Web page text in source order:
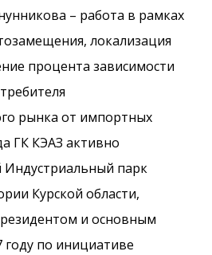
– работа в рамках
локализация
процента зависимости
рынка от импортных
ГК КЭАЗ активно
Индустриальный парк
Курской области,
и основным
году по инициативе